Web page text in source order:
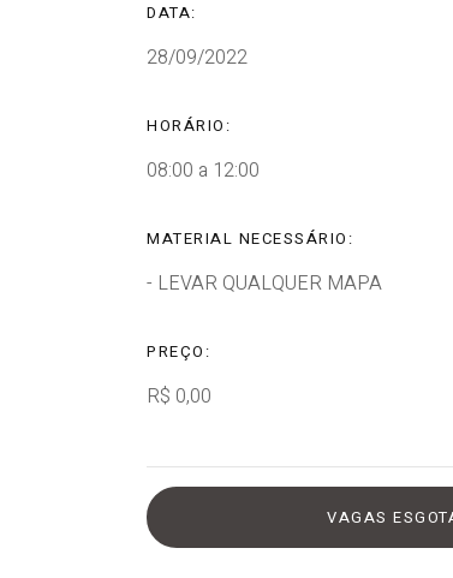
DATA:
28/09/2022
HORÁRIO:
08:00 a 12:00
MATERIAL NECESSÁRIO:
- LEVAR QUALQUER MAPA
PREÇO:
R$ 0,00
VAGAS